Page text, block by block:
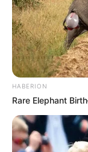
HABERION
Rare Elephant